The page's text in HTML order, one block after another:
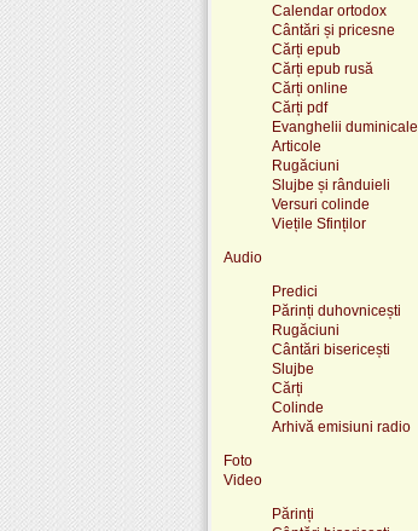
Calendar ortodox
Cântări și pricesne
Cărți epub
Cărți epub rusă
Cărți online
Cărți pdf
Evanghelii duminicale
Articole
Rugăciuni
Slujbe și rânduieli
Versuri colinde
Viețile Sfinților
Audio
Predici
Părinți duhovnicești
Rugăciuni
Cântări bisericești
Slujbe
Cărți
Colinde
Arhivă emisiuni radio
Foto
Video
Părinți